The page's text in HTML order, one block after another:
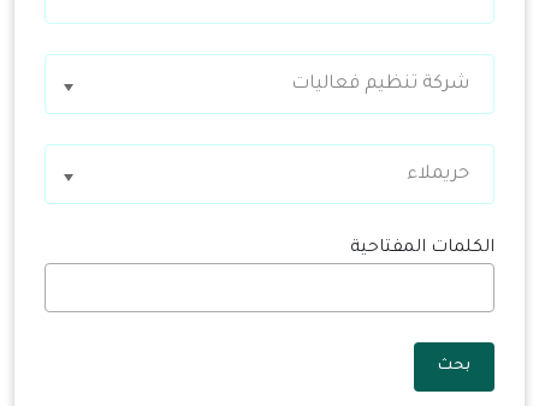
شركة تنظيم فعاليات
حريملاء
الكلمات المفتاحية
بحث